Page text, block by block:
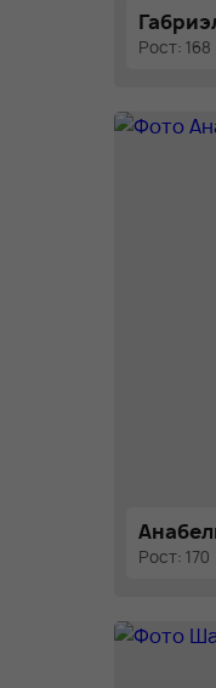
Рост: 168
Рост: 170